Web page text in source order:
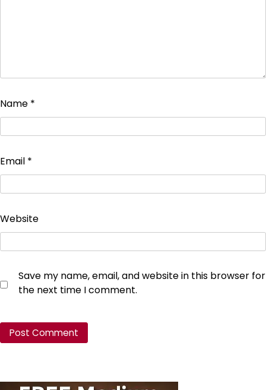
Name *
Email *
Website
Save my name, email, and website in this browser for
the next time I comment.